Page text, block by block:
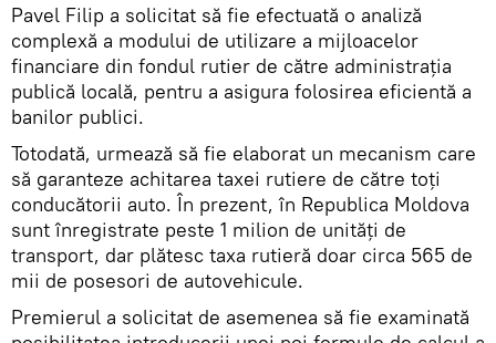
Pavel Filip a solicitat să fie efectuată o analiză
complexă a modului de utilizare a mijloacelor
financiare din fondul rutier de către administrația
publică locală, pentru a asigura folosirea eficientă a
banilor publici.
Totodată, urmează să fie elaborat un mecanism care
să garanteze achitarea taxei rutiere de către toți
conducătorii auto. În prezent, în Republica Moldova
sunt înregistrate peste 1 milion de unități de
transport, dar plătesc taxa rutieră doar circa 565 de
mii de posesori de autovehicule.
Premierul a solicitat de asemenea să fie examinată